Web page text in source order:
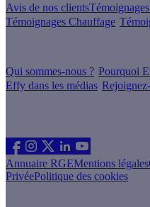
Avis de nos clients
Témoignages Chauffage
Qui sommes-nous ? Pourquoi
Effy dans les médias
Annuaire RGEMentions légales
PrivéePolitique des cookies